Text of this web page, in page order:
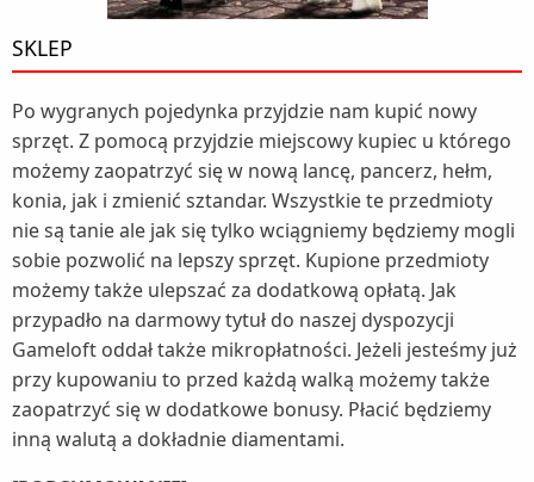
SKLEP
Po wygranych pojedynka przyjdzie nam kupić nowy
sprzęt. Z pomocą przyjdzie miejscowy kupiec u którego
możemy zaopatrzyć się w nową lancę, pancerz, hełm,
konia, jak i zmienić sztandar. Wszystkie te przedmioty
nie są tanie ale jak się tylko wciągniemy będziemy mogli
sobie pozwolić na lepszy sprzęt. Kupione przedmioty
możemy także ulepszać za dodatkową opłatą. Jak
przypadło na darmowy tytuł do naszej dyspozycji
Gameloft oddał także mikropłatności. Jeżeli jesteśmy już
przy kupowaniu to przed każdą walką możemy także
zaopatrzyć się w dodatkowe bonusy. Płacić będziemy
inną walutą a dokładnie diamentami.